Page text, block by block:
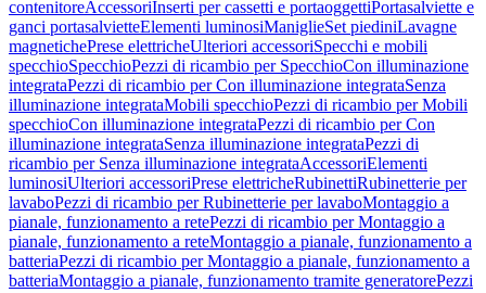
contenitoreAccessoriInserti per cassetti e portaoggettiPortasalviette e
ganci portasalvietteElementi luminosiManiglieSet piediniLavagne
magnetichePrese elettricheUlteriori accessoriSpecchi e mobili
specchioSpecchioPezzi di ricambio per SpecchioCon illuminazione
integrataPezzi di ricambio per Con illuminazione integrataSenza
illuminazione integrataMobili specchioPezzi di ricambio per Mobili
specchioCon illuminazione integrataPezzi di ricambio per Con
illuminazione integrataSenza illuminazione integrataPezzi di
ricambio per Senza illuminazione integrataAccessoriElementi
luminosiUlteriori accessoriPrese elettricheRubinettiRubinetterie per
lavaboPezzi di ricambio per Rubinetterie per lavaboMontaggio a
pianale, funzionamento a retePezzi di ricambio per Montaggio a
pianale, funzionamento a reteMontaggio a pianale, funzionamento a
batteriaPezzi di ricambio per Montaggio a pianale, funzionamento a
batteriaMontaggio a pianale, funzionamento tramite generatorePezzi